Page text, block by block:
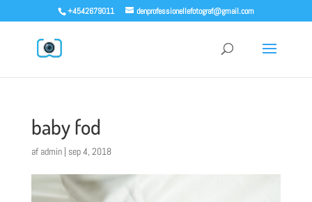
+4542679011 denprofessionellefotograf@gmail.com
baby fod
af admin| sep 4, 2018